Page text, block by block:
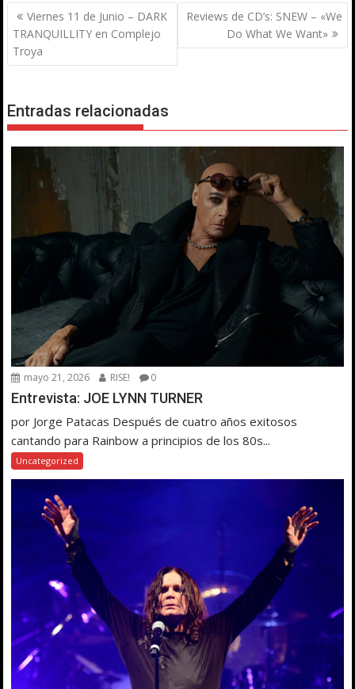
Navegación
de
entradas
Viernes 11 de Junio – DARK
TRANQUILLITY en Complejo
Troya
Reviews de CD’s: SNEW – «We
Do What We Want»
Entradas relacionadas
mayo 21, 2026 RISE! 0
Entrevista: JOE LYNN TURNER
por Jorge Patacas Después de cuatro años exitosos
cantando para Rainbow a principios de los 80s...
Uncategorized